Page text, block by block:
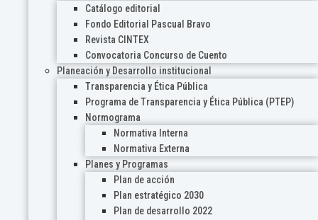
Catálogo editorial
Fondo Editorial Pascual Bravo
Revista CINTEX
Convocatoria Concurso de Cuento
Planeación y Desarrollo institucional
Transparencia y Ética Pública
Programa de Transparencia y Ética Pública (PTEP)
Normograma
Normativa Interna
Normativa Externa
Planes y Programas
Plan de acción
Plan estratégico 2030
Plan de desarrollo 2022